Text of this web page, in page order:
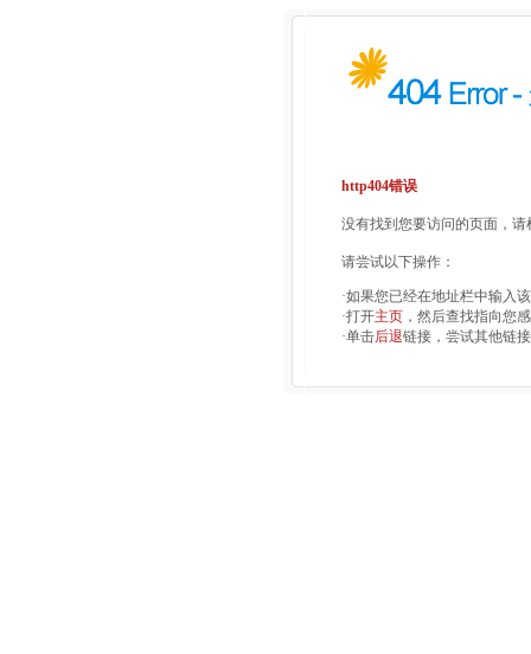
http404错误
没有找到您要访问的页面，
请尝试以下操作：
·如果您已经在地址栏中输入
·打开主页 ，然后查找指向您
·单击后退链接，尝试其他链